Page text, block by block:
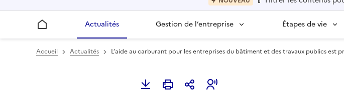
Accueil Actualités Gestion de l’entreprise Étapes de vie
Accueil Actualités L’aide au carburant pour les entreprises du bâtiment et des travaux publics est